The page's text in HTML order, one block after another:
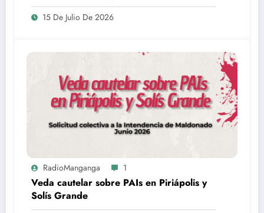
15 De Julio De 2026
RadioManganga 1
Veda cautelar sobre PAIs en Piriápolis y
Solís Grande